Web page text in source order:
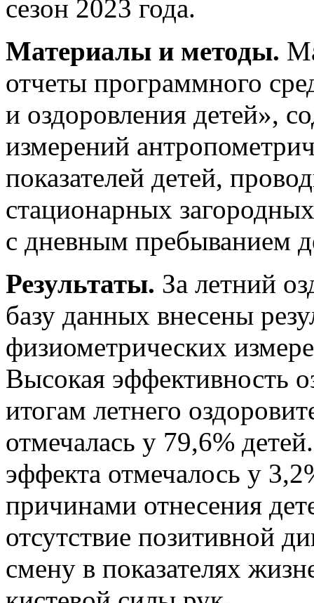
сезон 2023 года.
Материалы и методы.
отчеты программного
и оздоровления детей»,
измерений
показателей детей,
стационарных
с дневным пребыванием
Результаты. За летний
базу данных внесены
физиометрических
Высокая эффективность
итогам летнего
отмечалась у 79,6%
эффекта отмечалось у
причинами отнесения
отсутствие позитивной
смену в показателях